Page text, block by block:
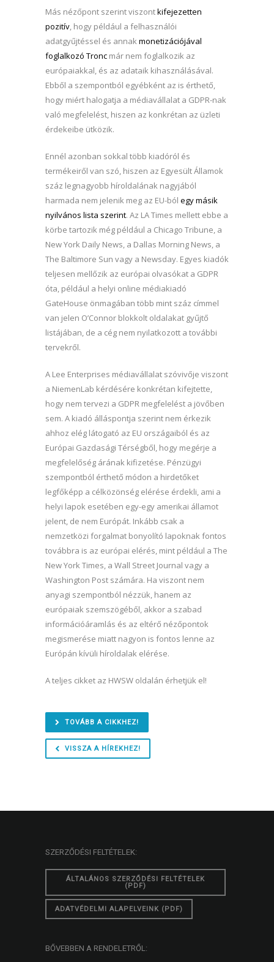
Más nézőpont szerint viszontkifejezetten
pozitív, hogy például a felhasználói
adatgyűjtéssel és annakmonetizációjával
foglalkozó Tronc már nem foglalkozik az
európaiakkal, és az adataik kihasználásával.
Ebből a szempontból egyébként az is érthető,
hogy miért halogatja a médiavállalat a GDPR-nak
való megfelelést, hiszen az konkrétan az üzleti
érdekeibe ütközik.
Ennél azonban sokkal több kiadóról és
termékeiről van szó, hiszen az Egyesült Államok
száz legnagyobb híroldalának nagyjából
harmada nem jelenik meg az EU-ból egy másik
nyilvános lista szerint. Az LA Times mellett ebbe a
körbe tartozik még például a Chicago Tribune, a
New York Daily News, a Dallas Morning News, a
The Baltimore Sun vagy a Newsday. Egyes kiadók
teljesen mellőzik az európai olvasókat a GDPR
óta, például a helyi online médiakiadó
GateHouse önmagában több mint száz címmel
van jelen O’Connor blokkolt oldalakat gyűjtő
listájában, de a cég nem nyilatkozott a további
tervekről.
A Lee Enterprises médiavállalat szóvivője viszont
a NiemenLab kérdésére konkrétan kifejtette,
hogy nem tervezi a GDPR megfelelést a jövőben
sem. A kiadó álláspontja szerint nem érkezik
ahhoz elég látogató az EU országaiból és az
Európai Gazdasági Térségből, hogy megérje a
megfelelőség árának kifizetése. Pénzügyi
szempontból érthető módon a hirdetőket
legfőképp a célközönség elérése érdekli, ami a
helyi lapok esetében egy-egy amerikai államot
jelent, de nem Európát. Inkább csak a
nemzetközi forgalmat bonyolító lapoknak fontos
továbbra is az európai elérés, mint például a The
New York Times, a Wall Street Journal vagy a
Washington Post számára. Ha viszont nem
anyagi szempontból nézzük, hanem az
európaiak szemszögéből, akkor a szabad
információáramlás és az eltérő nézőpontok
megismerése miatt nagyon is fontos lenne az
Európán kívüli híroldalak elérése.
A teljes cikket az HWSW oldalán érhetjük el!
TOVÁBB A CIKKHEZ!
VISSZA A HÍREKHEZ!
SZERZŐDÉSI FELTÉTELEK:
ÁLTALÁNOS SZERZŐDÉSI FELTÉTELEK
(PDF)
ADATVÉDELMI ALAPELVEINK (PDF)
BŐVEBBEN A RENDELETRŐL: